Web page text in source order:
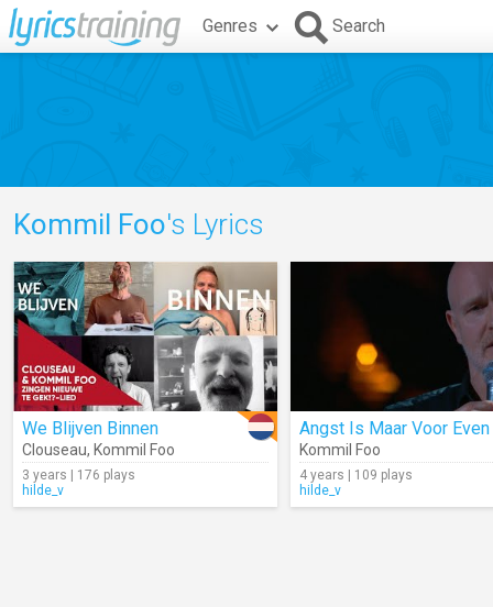
Genres Search
Kommil Foo's Lyrics
We Blijven Binnen
Clouseau, Kommil Foo
3 years | 176 plays
hilde_v
Kommil Foo
4 years | 109 plays
hilde_v